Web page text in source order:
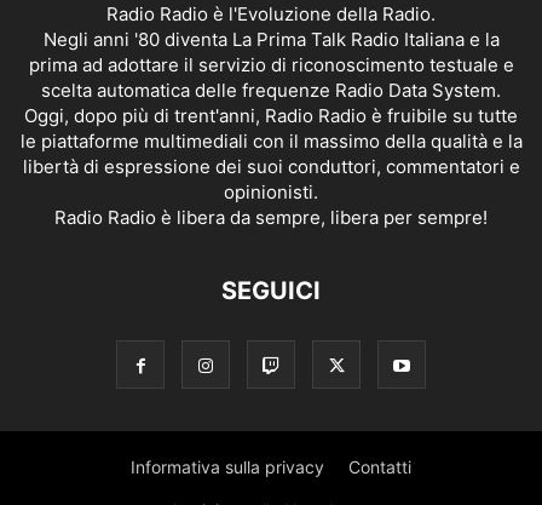
Radio Radio è l'Evoluzione della Radio.
Negli anni '80 diventa La Prima Talk Radio Italiana e la
prima ad adottare il servizio di riconoscimento testuale e
scelta automatica delle frequenze Radio Data System.
Oggi, dopo più di trent'anni, Radio Radio è fruibile su tutte
le piattaforme multimediali con il massimo della qualità e la
libertà di espressione dei suoi conduttori, commentatori e
opinionisti.
Radio Radio è libera da sempre, libera per sempre!
SEGUICI
Informativa sulla privacy Contatti